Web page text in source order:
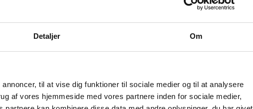
Detaljer Om
til at vise dig funktioner til sociale medier og til at analysere
af vores hjemmeside med vores partnere inden for sociale medier,